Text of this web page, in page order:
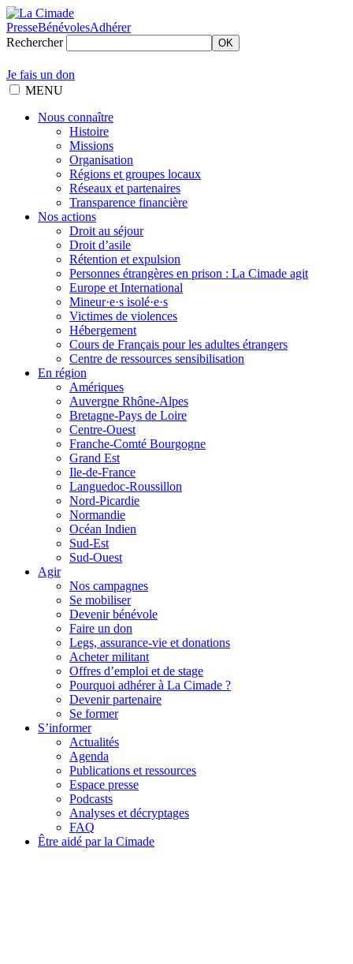
PresseBénévolesAdhérer
Rechercher
OK
Je fais un don
MENU
Nous connaître
Histoire
Missions
Organisation
Régions et groupes locaux
Réseaux et partenaires
Transparence financière
Nos actions
Droit au séjour
Droit d’asile
Rétention et expulsion
Personnes étrangères en prison : La Cimade agit
Europe et International
Mineur·e·s isolé·e·s
Victimes de violences
Hébergement
Cours de Français pour les adultes étrangers
Centre de ressources sensibilisation
En région
Amériques
Auvergne Rhône-Alpes
Bretagne-Pays de Loire
Centre-Ouest
Franche-Comté Bourgogne
Grand Est
Ile-de-France
Languedoc-Roussillon
Nord-Picardie
Normandie
Océan Indien
Sud-Est
Sud-Ouest
Agir
Nos campagnes
Se mobiliser
Devenir bénévole
Faire un don
Legs, assurance-vie et donations
Acheter militant
Offres d’emploi et de stage
Pourquoi adhérer à La Cimade ?
Devenir partenaire
Se former
S’informer
Actualités
Agenda
Publications et ressources
Espace presse
Podcasts
Analyses et décryptages
FAQ
Être aidé par la Cimade